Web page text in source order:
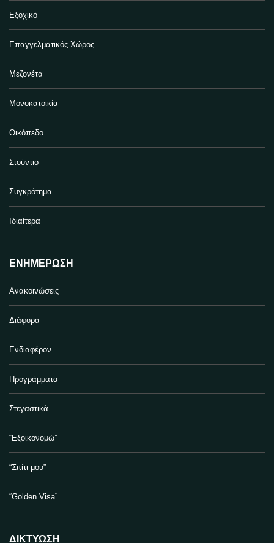
Εξοχικό
Επαγγελματικός Χώρος
Μεζονέτα
Μονοκατοικία
Οικόπεδο
Στούντιο
Συγκρότημα
Ιδιαίτερα
ΕΝΗΜΈΡΩΣΗ
Ανακοινώσεις
Διάφορα
Ενδιαφέρον
Προγράμματα
Στεγαστικά
“Εξοικονομώ”
“Σπίτι μου”
“Golden Visa”
ΔΙΚΤΥΩΣΗ